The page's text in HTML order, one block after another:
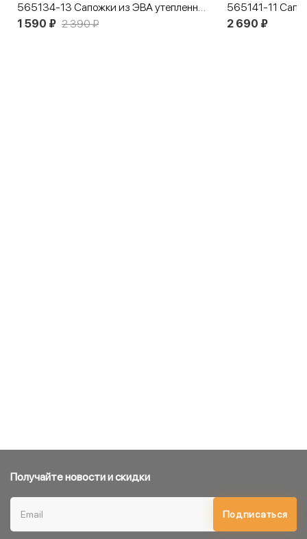
565134-13 Сапожки из ЭВА утепленные зеленый
1 590 ₽ 2 390 ₽ 2 690 ₽
Получайте новости и скидки
Подписаться